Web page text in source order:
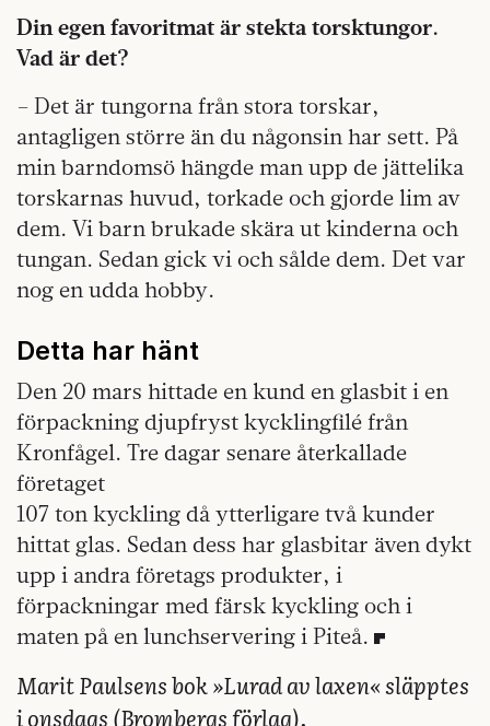
Din egen favoritmat är stekta torsktungor.
Vad är det?
– Det är tungorna från stora torskar,
antagligen större än du någonsin har sett. På
min barndomsö hängde man upp de jättelika
torskarnas huvud, torkade och gjorde lim av
dem. Vi barn brukade skära ut kinderna och
tungan. Sedan gick vi och sålde dem. Det var
nog en udda hobby.
Detta har hänt
Den 20 mars hittade en kund en glasbit i en
förpackning djupfryst kycklingfilé från
Kronfågel. Tre dagar senare återkallade
företaget
107 ton kyckling då ytterligare två kunder
hittat glas. Sedan dess har glasbitar även dykt
upp i andra företags produkter, i
förpackningar med färsk kyckling och i
maten på en lunchservering i Piteå.
Marit Paulsens bok »Lurad av laxen« släpptes
i onsdags (Brombergs förlag).